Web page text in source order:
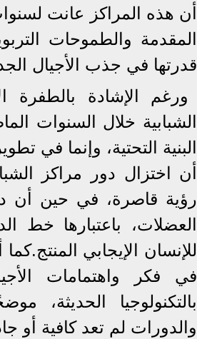
أن هذه المراكز عانت
المقدمة والطموحات
قدرتها في جذب الأجيال
ورغم الإشادة بالطفرة
الشبابية خلال السنوات
البنية التحتية، وإنما في
أن اختزال دور مراكز
رؤية قاصرة، في حين أن
العضلات، باعتبارها خط
للإنسان الإيجابي
في فكر واهتمامات
بالتكنولوجيا الحديثة،
والدورات لم تعد كافية أو